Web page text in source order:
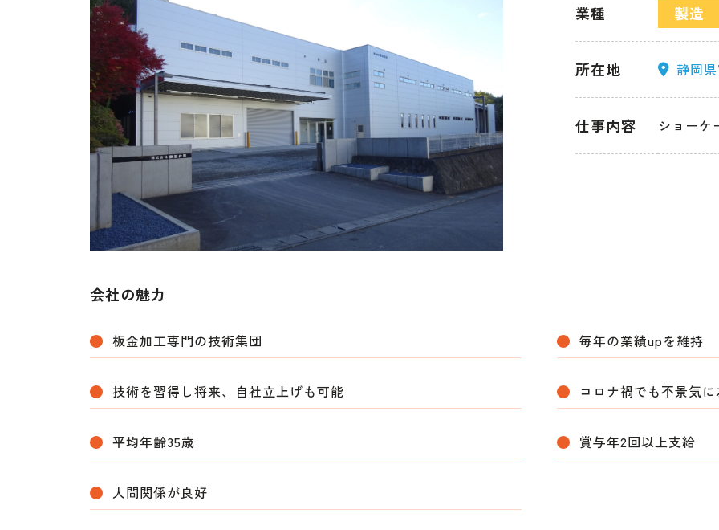
業種 製造
所在地 静岡
仕事内容 ショーケ
会社の魅力
板金加工専門の技術集団 毎年の業績upを維持
技術を習得し将来、自社立上げも可能 コロナ禍でも不景気
平均年齢35歳 賞与年2回以上支給
人間関係が良好